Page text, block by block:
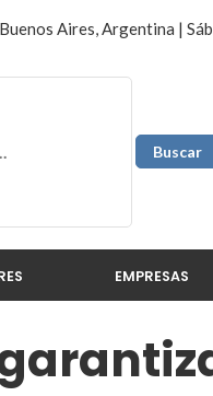
Buenos Aires, Argentina |
EMPRESAS